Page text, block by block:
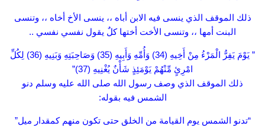
ذلك الموقف الذي ينسى فيه الابن أباه ،، ينسى الأخ أخاه ،، وتنسى
البنت أمها ،، وتنسى الأخت أختها كلٌ يقول نفسي نفسي ..
” يَوْمَ يَفِرُّ الْمَرْءُ مِنْ أَخِيهِ (34) وَأُمِّهِ وَأَبِيهِ (35) وَصَاحِبَتِهِ وَبَنِيهِ (36) لِكُلِّ
امْرِئٍ مِّنْهُمْ يَوْمَئِذٍ شَأْنٌ يُغْنِيهِ (37)”
ذلك الموقف الذي وصف رسول الله صلى الله عليه وسلم دنو
الشمس فيه بقوله:
“تدنو الشمس يوم القيامة من الخلق حتى تكون منهم كمقدار ميل”